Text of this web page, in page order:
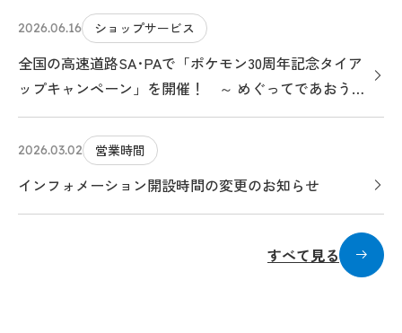
2026.06.16 ショップサービス
全国の高速道路SA･PAで「ポケモン30周年記念タイア
ップキャンペーン」を開催！ ～ めぐってであおう！
ポケモンサービスエリアのたび ～
2026.03.02 営業時間
インフォメーション開設時間の変更のお知らせ
すべて見る